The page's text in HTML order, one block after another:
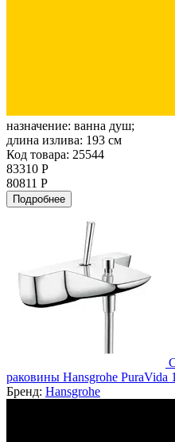
назначение: ванна душ;
длина излива: 193 см
Код товара: 25544
83310 Р
80811 Р
Подробнее
раковины Hansgrohe PuraVida
Бренд: Hansgrohe